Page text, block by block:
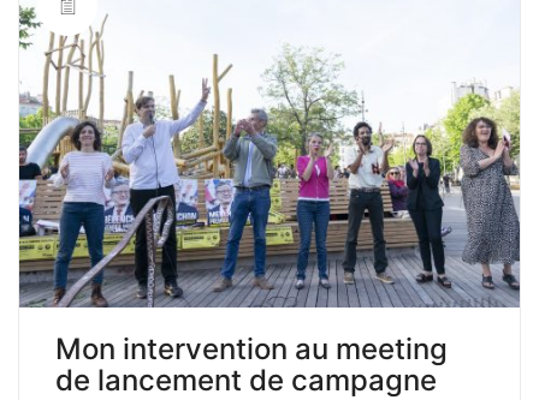
Mon intervention au meeting
de lancement de campagne